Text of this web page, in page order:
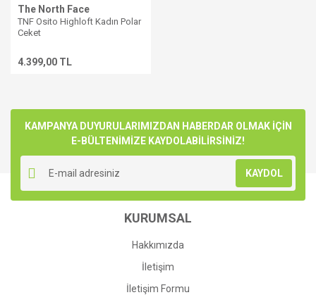
The North Face
TNF Osito Highloft Kadın Polar
Ceket
4.399,00 TL
KAMPANYA DUYURULARIMIZDAN HABERDAR OLMAK İÇİN
E-BÜLTENİMİZE KAYDOLABİLİRSİNİZ!
KAYDOL
KURUMSAL
Hakkımızda
İletişim
İletişim Formu